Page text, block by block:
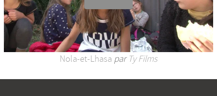
Nola-et-Lhasa par Ty Films